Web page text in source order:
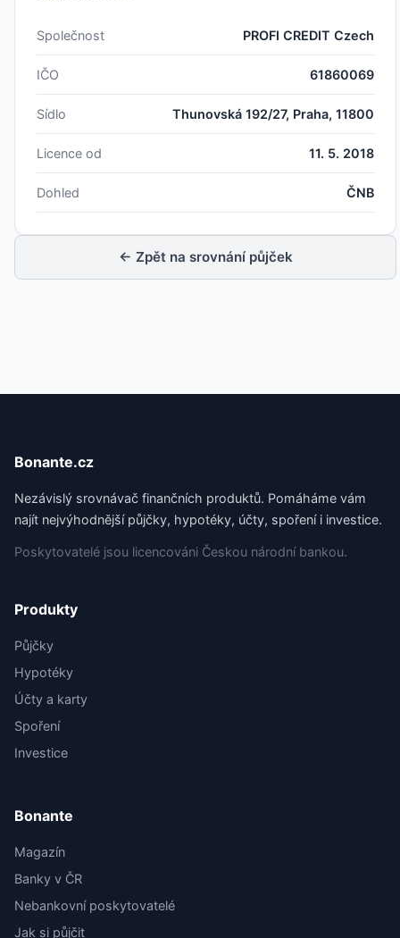
Společnost PROFI CREDIT Czech
IČO 61860069
Sídlo Thunovská 192/27, Praha, 11800
Licence od 11. 5. 2018
Dohled ČNB
← Zpět na srovnání půjček
Bonante.cz
Nezávislý srovnávač finančních produktů. Pomáháme vám
najít nejvýhodnější půjčky, hypotéky, účty, spoření i investice.
Poskytovatelé jsou licencováni Českou národní bankou.
Produkty
Půjčky
Hypotéky
Účty a karty
Spoření
Investice
Bonante
Magazín
Banky v ČR
Nebankovní poskytovatelé
Jak si půjčit